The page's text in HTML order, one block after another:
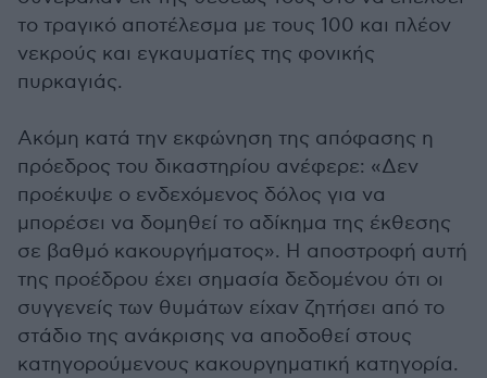
το τραγικό αποτέλεσμα με τους 100 και πλέον
νεκρούς και εγκαυματίες της φονικής
πυρκαγιάς.
Ακόμη κατά την εκφώνηση της απόφασης η
πρόεδρος του δικαστηρίου ανέφερε: «Δεν
προέκυψε ο ενδεχόμενος δόλος για να
μπορέσει να δομηθεί το αδίκημα της έκθεσης
σε βαθμό κακουργήματος». Η αποστροφή αυτή
της προέδρου έχει σημασία δεδομένου ότι οι
συγγενείς των θυμάτων είχαν ζητήσει από το
στάδιο της ανάκρισης να αποδοθεί στους
κατηγορούμενους κακουργηματική κατηγορία.